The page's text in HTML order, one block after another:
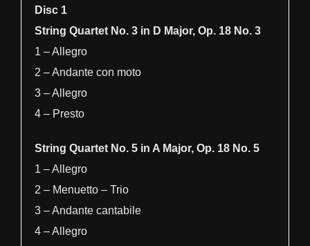
Disc 1
String Quartet No. 3 in D Major, Op. 18 No. 3
1 – Allegro
2 – Andante con moto
3 – Allegro
4 – Presto
String Quartet No. 5 in A Major, Op. 18 No. 5
1 – Allegro
2 – Menuetto – Trio
3 – Andante cantabile
4 – Allegro